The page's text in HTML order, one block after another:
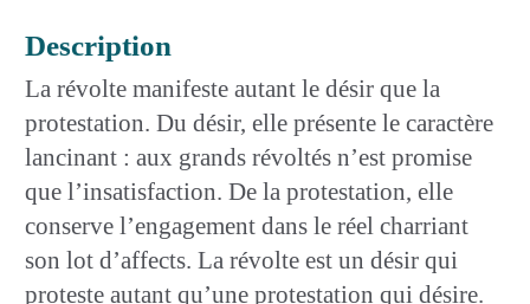
Description
La révolte manifeste autant le désir que la
protestation. Du désir, elle présente le caractère
lancinant : aux grands révoltés n’est promise
que l’insatisfaction. De la protestation, elle
conserve l’engagement dans le réel charriant
son lot d’affects. La révolte est un désir qui
proteste autant qu’une protestation qui désire.